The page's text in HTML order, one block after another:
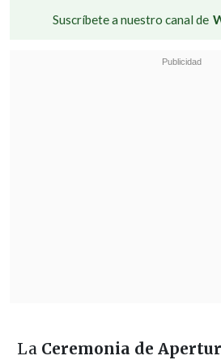
Suscríbete a nuestro canal de
La Ceremonia de